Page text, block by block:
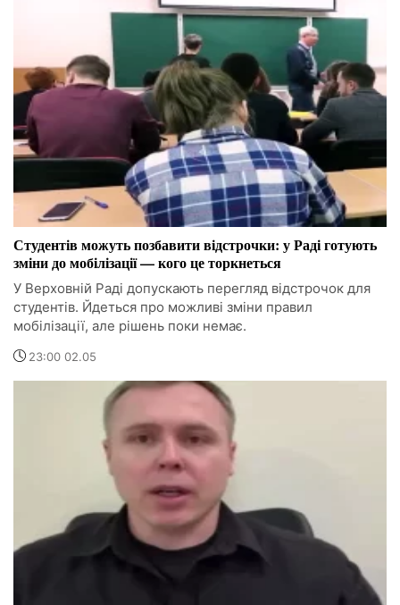
Студентів можуть позбавити відстрочки: у Раді готують
зміни до мобілізації — кого це торкнеться
У Верховній Раді допускають перегляд відстрочок для
студентів. Йдеться про можливі зміни правил
мобілізації, але рішень поки немає.
23:00 02.05